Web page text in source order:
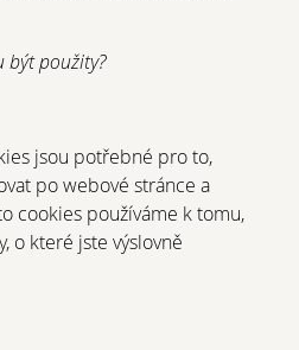
být použity?
jsou potřebné pro to,
po webové stránce a
cookies používáme k tomu,
o které jste výslovně